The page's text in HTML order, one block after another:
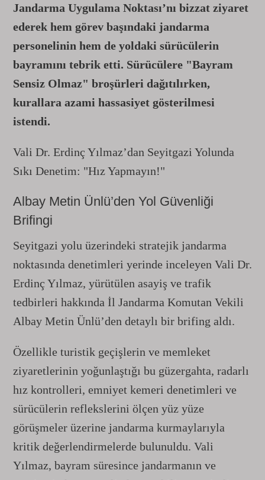
Jandarma Uygulama Noktası’nı bizzat ziyaret
ederek hem görev başındaki jandarma
personelinin hem de yoldaki sürücülerin
bayramını tebrik etti. Sürücülere "Bayram
Sensiz Olmaz" broşürleri dağıtılırken,
kurallara azami hassasiyet gösterilmesi
istendi.
Vali Dr. Erdinç Yılmaz’dan Seyitgazi Yolunda
Sıkı Denetim: "Hız Yapmayın!"
Albay Metin Ünlü’den Yol Güvenliği
Brifingi
Seyitgazi yolu üzerindeki stratejik jandarma
noktasında denetimleri yerinde inceleyen Vali Dr.
Erdinç Yılmaz, yürütülen asayiş ve trafik
tedbirleri hakkında İl Jandarma Komutan Vekili
Albay Metin Ünlü’den detaylı bir brifing aldı.
Özellikle turistik geçişlerin ve memleket
ziyaretlerinin yoğunlaştığı bu güzergahta, radarlı
hız kontrolleri, emniyet kemeri denetimleri ve
sürücülerin reflekslerini ölçen yüz yüze
görüşmeler üzerine jandarma kurmaylarıyla
kritik değerlendirmelerde bulunuldu. Vali
Yılmaz, bayram süresince jandarmanın ve